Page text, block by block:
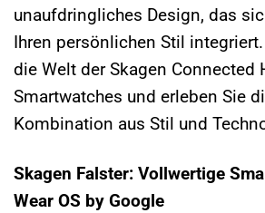
unaufdringliches Design, das
Ihren persönlichen Stil
die Welt der Skagen Connected
Smartwatches und erleben Sie
Kombination aus Stil und
Skagen Falster: Vollwertige
Wear OS by Google